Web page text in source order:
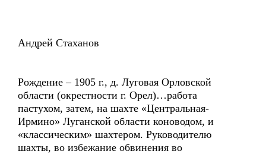
Андрей Стаханов
Рождение – 1905 г., д. Луговая Орловской
области (окрестности г. Орел)…работа
пастухом, затем, на шахте «Центральная-
Ирмино» Луганской области коноводом, и
«классическим» шахтером. Руководителю
шахты, во избежание обвинения во